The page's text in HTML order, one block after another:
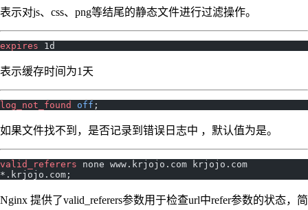
表示对js、css、png等结尾的静态文件进行过滤操作。
expires 1d
表示缓存时间为1天
log_not_found off ;
如果文件找不到，是否记录到错误日志中 ，默认值为是。
valid_referers none www.krjojo.com krjojo.com
*.krjojo.com;
Nginx 提供了valid_referers参数用于检查url中refer参数的状态，简